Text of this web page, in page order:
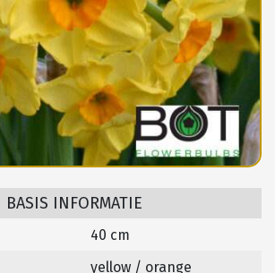
BASIS INFORMATIE
40 cm
yellow / orange